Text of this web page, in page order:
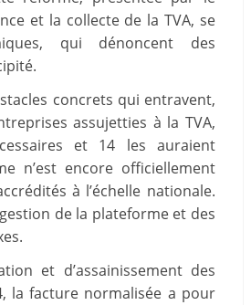
et la collecte de la TVA, se
qui dénoncent des
concrets qui entravent,
assujetties à la TVA,
et 14 les auraient
n’est encore officiellement
à l’échelle nationale.
de la plateforme et des
et d’assainissement des
la facture normalisée a pour